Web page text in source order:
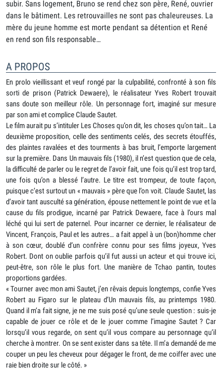
subir. Sans logement, Bruno se rend chez son père, René, ouvrier
dans le bâtiment. Les retrouvailles ne sont pas chaleureuses. La
mère du jeune homme est morte pendant sa détention et René
en rend son fils responsable…
A PROPOS
En prolo vieillissant et veuf rongé par la culpabilité, confronté à son fils
sorti de prison (Patrick Dewaere), le réalisateur Yves Robert trouvait
sans doute son meilleur rôle. Un personnage fort, imaginé sur mesure
par son ami et complice Claude Sautet.
Le film aurait pu s’intituler Les Choses qu’on dit, les choses qu’on tait… La
deuxième proposition, celle des sentiments celés, des secrets étouffés,
des plaintes ravalées et des tourments à bas bruit, l’emporte largement
sur la première. Dans Un mauvais fils (1980), il n’est question que de cela,
la difficulté de parler ou le regret de l’avoir fait, une fois qu’il est trop tard,
une fois qu’on a blessé l’autre. Le titre est trompeur, de toute façon,
puisque c’est surtout un « mauvais » père que l’on voit. Claude Sautet, las
d’avoir tant ausculté sa génération, épouse nettement le point de vue et la
cause du fils prodigue, incarné par Patrick Dewaere, face à l’ours mal
léché qui lui sert de paternel. Pour incarner ce dernier, le réalisateur de
Vincent, François, Paul et les autres… a fait appel à un (bon)homme cher
à son cœur, doublé d’un confrère connu pour ses films joyeux, Yves
Robert. Dont on oublie parfois qu’il fut aussi un acteur et qui trouve ici,
peut-être, son rôle le plus fort. Une manière de Tchao pantin, toutes
proportions gardées.
« Tourner avec mon ami Sautet, j’en rêvais depuis longtemps, confie Yves
Robert au Figaro sur le plateau d’Un mauvais fils, au printemps 1980.
Quand il m’a fait signe, je ne me suis posé qu’une seule question : suis-je
capable de jouer ce rôle et de le jouer comme l’imagine Sautet ? Car
lorsqu’il vous regarde, on sent qu’il vous compare au personnage qu’il
cherche à montrer. On se sent exister dans sa tête. Il m’a demandé de me
couper un peu les cheveux pour dégager le front, de me coiffer avec une
raie bien droite sur le côté. »